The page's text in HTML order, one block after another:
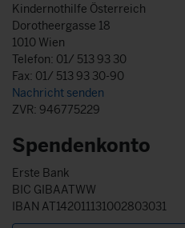
Kindernothilfe Österreich
Dorotheergasse 18
1010 Wien
Telefon: 01/ 513 93 30
Fax: 01/ 513 93 30-90
Nachricht senden
ZVR: 946775229
Spendenkonto
Erste Bank
BIC GIBAATWW
IBAN AT142011131002803031